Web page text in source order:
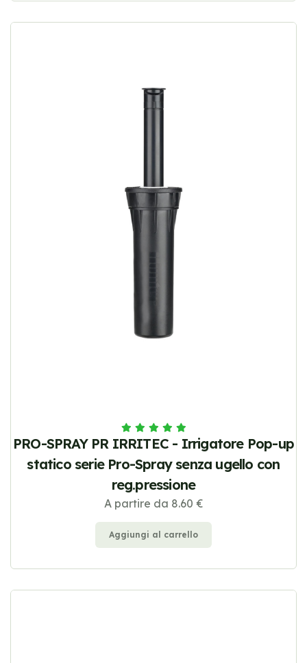
PRO-SPRAY PR IRRITEC - Irrigatore Pop-up
statico serie Pro-Spray senza ugello con
reg.pressione
A partire da 8.60 €
Aggiungi al carrello